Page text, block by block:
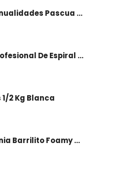
Tijera Manualidades Pascua P/Foamy Ondas
Libreta Profesional De Espiral Norma Color 100 H Bco
2 Kg Blanca
Calcomania Barrilito Foamy Dinosaurios